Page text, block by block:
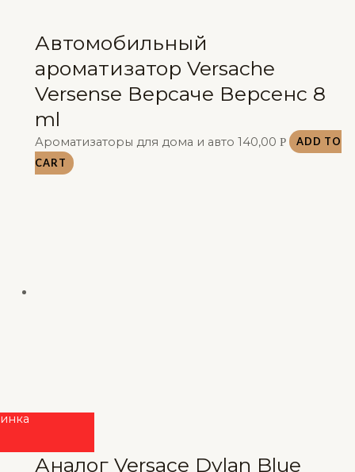
Автомобильный
ароматизатор Versache
Versense Версаче Версенс 8
ml
Ароматизаторы для дома и авто 140,00 Р
ADD TO
CART
Аналог Versace Dylan Blue